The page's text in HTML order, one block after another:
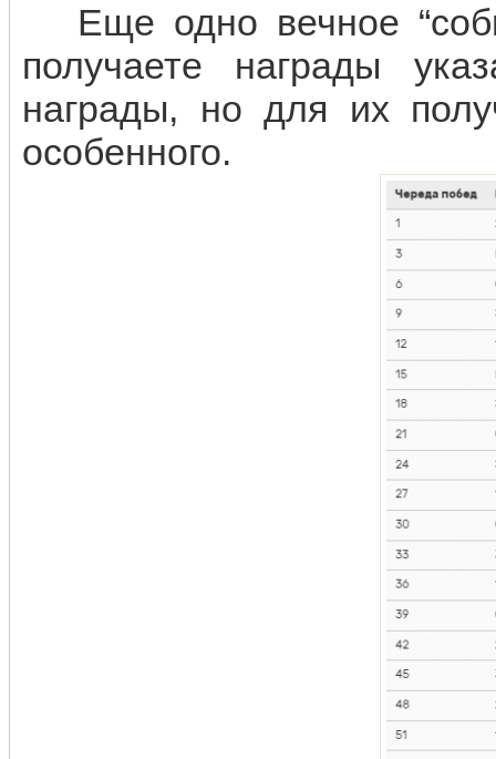
Еще одно вечное
получаете награды
награды, но для их
особенного.